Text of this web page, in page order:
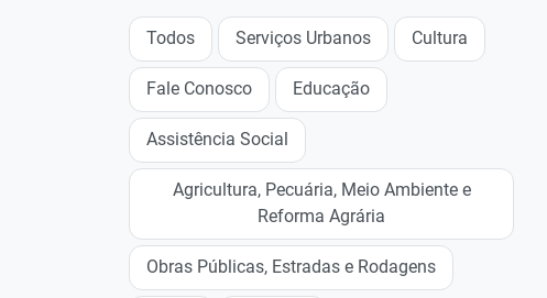
Todos Serviços Urbanos Cultura
Fale Conosco Educação
Assistência Social
Agricultura, Pecuária, Meio Ambiente e
Reforma Agrária
Obras Públicas, Estradas e Rodagens